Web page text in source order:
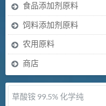
食品添加剂原料
饲料添加剂原料
农用原料
商店
草酸铵 99.5% 化学纯